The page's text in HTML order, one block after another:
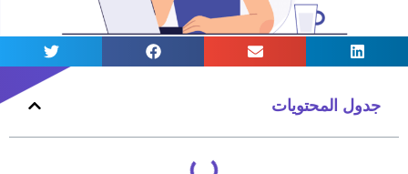
جدول المحتويات